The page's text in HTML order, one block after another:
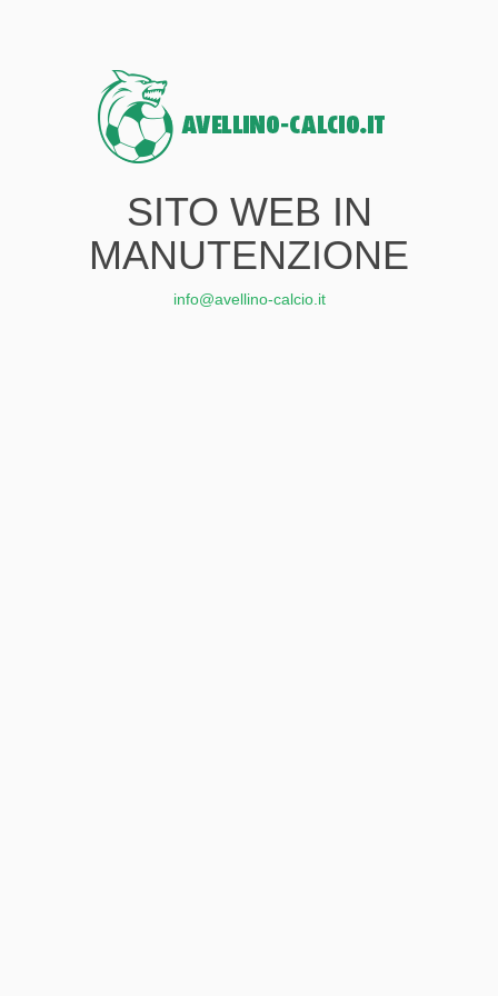
SITO WEB IN
MANUTENZIONE
info@avellino-calcio.it